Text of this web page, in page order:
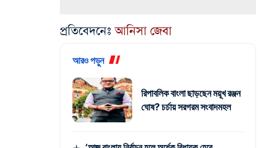
প্রতিবেদনেঃআনিসা জেবা
আরও পড়ুন
রিপাবলিক বাংলা ছাড়ছেন ময়ূখ রঞ্জন
ঘোষ? চর্চায় সরগরম সংবাদমহল